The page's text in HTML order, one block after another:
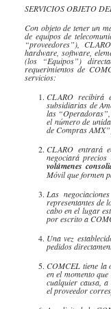
SERVICIOS OBJETO
Con objeto de tener un
de equipos de
“proveedores”),
hardware , software,
(los “Equipos”)
requerimientos de
servicios:
CLARO recibirá
subsidiarias de
las
el número de
de Compras
CLARO entrará
negociará
volúmenes
Móvil que formen
Las
representantes de
cabo en el lugar
por escrito a
Una vez
pedidos
COMCEL tiene la
en el momento
cualquier causa,
el proveedor